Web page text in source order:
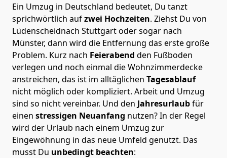
Ein Umzug in Deutschland bedeutet, Du tanzt
sprichwörtlich aufzwei Hochzeiten. Ziehst Du von
Lüdenscheidnach Stuttgart oder sogar nach
Münster, dann wird die Entfernung das erste große
Problem. Kurz nach Feierabend den Fußboden
verlegen und noch einmal die Wohnzimmerdecke
anstreichen, das ist im alltäglichen Tagesablauf
nicht möglich oder kompliziert. Arbeit und Umzug
sind so nicht vereinbar. Und den Jahresurlaubfür
einen stressigen Neuanfang nutzen? In der Regel
wird der Urlaub nach einem Umzug zur
Eingewöhnung in das neue Umfeld genutzt. Das
musst Du unbedingt beachten: